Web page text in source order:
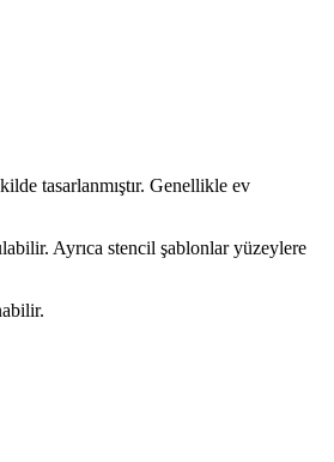
tasarlanmıştır. Genellikle ev
Ayrıca stencil şablonlar yüzeylere